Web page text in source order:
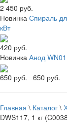
2 450 руб.
Новинка Спираль
кВт
420 руб.
Новинка Анод
650 руб. 650 руб.
Главная \ Каталог \
DWS117, 1 кг